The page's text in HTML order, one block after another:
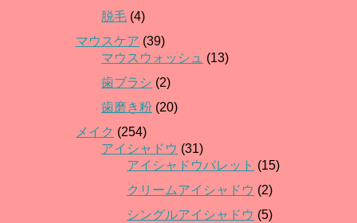
脱毛 (4)
マウスケア (39)
マウスウォッシュ (13)
歯ブラシ (2)
歯磨き粉 (20)
メイク (254)
アイシャドウ (31)
アイシャドウパレット (15)
クリームアイシャドウ (2)
シングルアイシャドウ (5)